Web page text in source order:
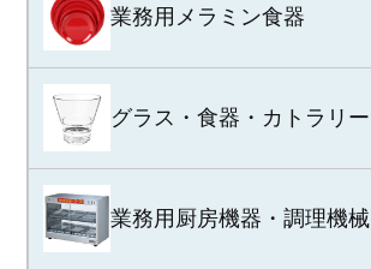
業務用メラミン食器
グラス・食器・カトラリー
業務用厨房機器・調理機械